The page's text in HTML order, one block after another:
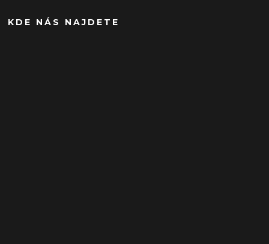
KDE NÁS NAJDETE